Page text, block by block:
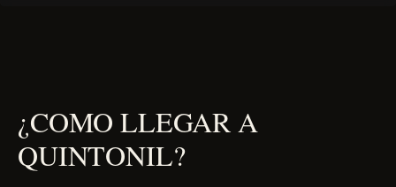
¿COMO LLEGAR A
QUINTONIL?